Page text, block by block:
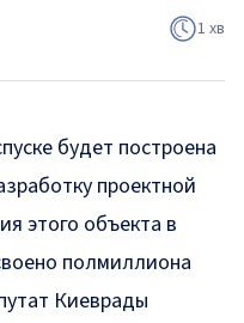
1 хв
будет построена
проектной
этого объекта в
полмиллиона
Киеврады